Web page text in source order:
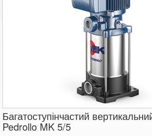
Багатоступінчастий
Pedrollo MK 5/5